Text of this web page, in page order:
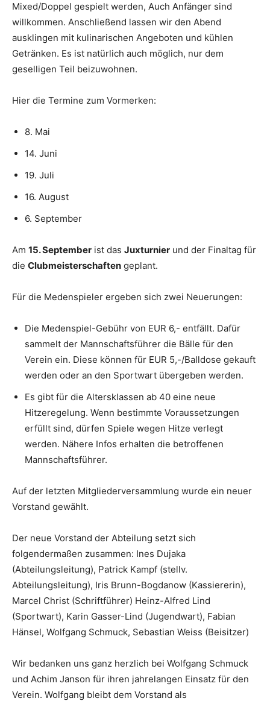
Mixed/Doppel gespielt werden, Auch Anfänger sind
willkommen. Anschließend lassen wir den Abend
ausklingen mit kulinarischen Angeboten und kühlen
Getränken. Es ist natürlich auch möglich, nur dem
geselligen Teil beizuwohnen.
Hier die Termine zum Vormerken:
8. Mai
14. Juni
19. Juli
16. August
6. September
Am 15. September ist das Juxturnier und der Finaltag für
die Clubmeisterschaften geplant.
Für die Medenspieler ergeben sich zwei Neuerungen:
Die Medenspiel-Gebühr von EUR 6,- entfällt. Dafür
sammelt der Mannschaftsführer die Bälle für den
Verein ein. Diese können für EUR 5,-/Balldose gekauft
werden oder an den Sportwart übergeben werden.
Es gibt für die Altersklassen ab 40 eine neue
Hitzeregelung. Wenn bestimmte Voraussetzungen
erfüllt sind, dürfen Spiele wegen Hitze verlegt
werden. Nähere Infos erhalten die betroffenen
Mannschaftsführer.
Auf der letzten Mitgliederversammlung wurde ein neuer
Vorstand gewählt.
Der neue Vorstand der Abteilung setzt sich
folgendermaßen zusammen: Ines Dujaka
(Abteilungsleitung), Patrick Kampf (stellv.
Abteilungsleitung), Iris Brunn-Bogdanow (Kassiererin),
Marcel Christ (Schriftführer) Heinz-Alfred Lind
(Sportwart), Karin Gasser-Lind (Jugendwart), Fabian
Hänsel, Wolfgang Schmuck, Sebastian Weiss (Beisitzer)
Wir bedanken uns ganz herzlich bei Wolfgang Schmuck
und Achim Janson für ihren jahrelangen Einsatz für den
Verein. Wolfgang bleibt dem Vorstand als